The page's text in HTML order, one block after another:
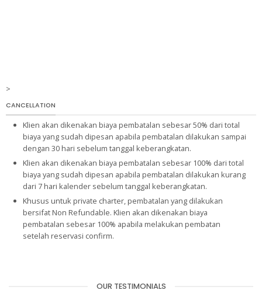
>
CANCELLATION
Klien akan dikenakan biaya pembatalan sebesar 50% dari total
biaya yang sudah dipesan apabila pembatalan dilakukan sampai
dengan 30 hari sebelum tanggal keberangkatan.
Klien akan dikenakan biaya pembatalan sebesar 100% dari total
biaya yang sudah dipesan apabila pembatalan dilakukan kurang
dari 7 hari kalender sebelum tanggal keberangkatan.
Khusus untuk private charter, pembatalan yang dilakukan
bersifat Non Refundable. Klien akan dikenakan biaya
pembatalan sebesar 100% apabila melakukan pembatan
setelah reservasi confirm.
OUR TESTIMONIALS